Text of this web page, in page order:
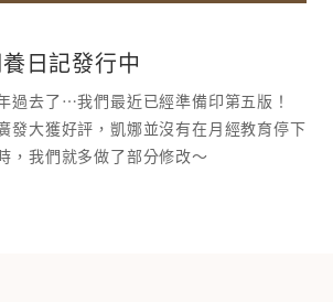
日記發行中
過去了⋯我們最近已經準備印第五版！
發大獲好評，凱娜並沒有在月經教育停下
，我們就多做了部分修改～